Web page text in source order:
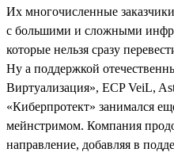
Их многочисленные
с большими и сложными
которые нельзя сразу
Ну а поддержкой
Виртуализация», ECP VeiL,
«Киберпротект» занимался
мейнстримом. Компания
направление, добавляя в